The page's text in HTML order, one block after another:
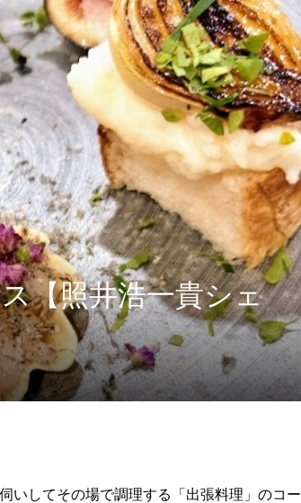
【照井浩一貴シェ
いしてその場で調理する「出張料理」のコー